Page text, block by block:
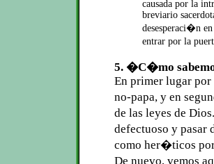
causada por la
breviario
desesperaci�n
entrar por la
5. �C�mo
En primer lugar
no-papa, y en
de las leyes de
defectuoso y pasar
como her�ticos
De nuevo, vemos